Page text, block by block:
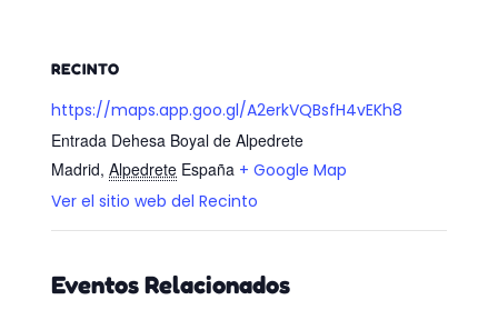
RECINTO
https://maps.app.goo.gl/A2erkVQBsfH4vEKh8
Entrada Dehesa Boyal de Alpedrete
Madrid, Alpedrete España + Google Map
Ver el sitio web del Recinto
Eventos Relacionados